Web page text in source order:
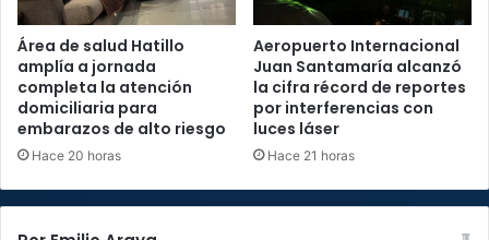
Área de salud Hatillo
amplía a jornada
completa la atención
domiciliaria para
embarazos de alto riesgo
Hace 20 horas
Aeropuerto Internacional
Juan Santamaría alcanzó
la cifra récord de reportes
por interferencias con
luces láser
Hace 21 horas